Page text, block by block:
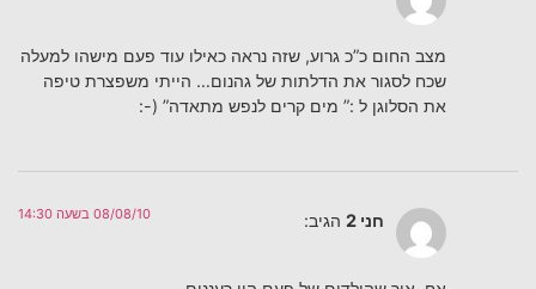
מצב החום כ”כ גרוע, שזה נראה כאילו עוד פעם מישהו למעלה
שכח לסגור את הדלתות של גהנום… הייתי משפצרת טיפה
את הסלוגן ל :” מים קרים לנפש מתאדה” (-:
חני 2 הגיב: 08/08/10 בשעה 14:30